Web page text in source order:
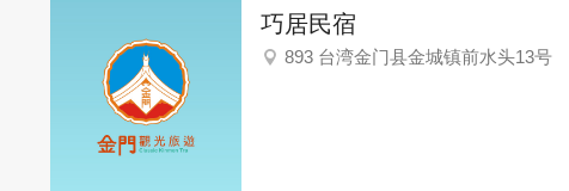
巧居民宿
893 台湾金门县金城镇前水头13号